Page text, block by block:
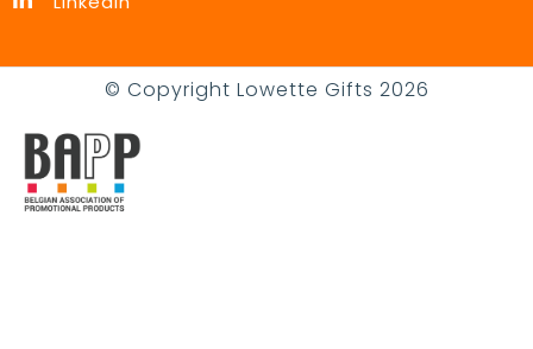
© Copyright Lowette Gifts 2026